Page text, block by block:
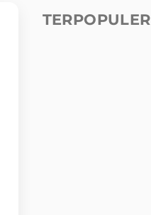
TERPOPULER